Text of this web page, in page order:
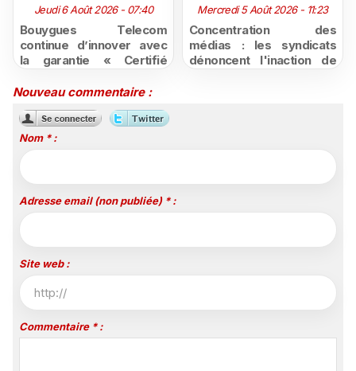
Jeudi 6 Août 2026 - 07:40
Bouygues Telecom
continue d’innover avec
la garantie « Certifié
»
Mercredi 5 Août 2026 - 11:23
Concentration des
médias : les syndicats
dénoncent l'inaction de
Nouveau commentaire :
Nom * :
Adresse email (non publiée) * :
Site web :
Commentaire * :